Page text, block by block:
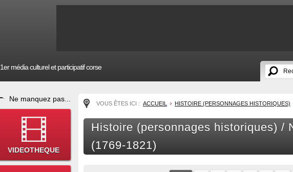
1er média culturel et participatif corse
Ne manquez pas...
VIDEOTHEQUE
VOUS ÊTES ICI : ACCUEIL HISTOIRE (PERSONNAGES HISTORIQUES)
Histoire (personnages historiques) /
(1769-1821)